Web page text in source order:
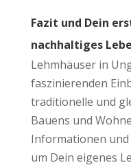
Fazit und Dein
nachhaltiges
Lehmhäuser in
faszinierenden
traditionelle und
Bauens und
Informationen
um Dein eigenes